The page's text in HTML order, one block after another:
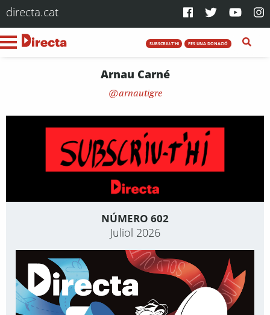
directa.cat
SUBSCRIU-T'HI FES UNA DONACIÓ
Arnau Carné
arnautigre
NÚMERO 602
Juliol 2026